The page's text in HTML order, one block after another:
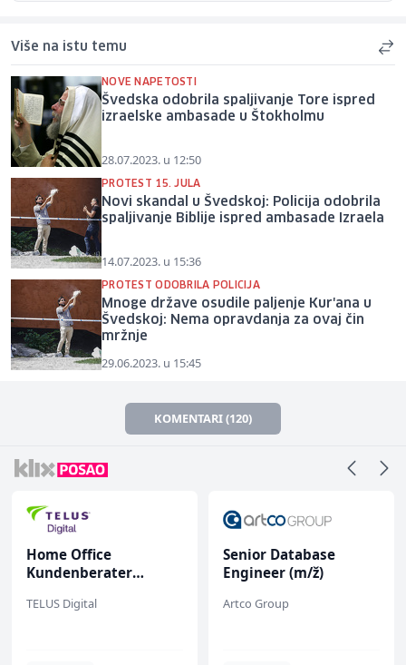
Više na istu temu
NOVE NAPETOSTI
Švedska odobrila spaljivanje Tore ispred
izraelske ambasade u Štokholmu
28.07.2023. u 12:50
PROTEST 15. JULA
Novi skandal u Švedskoj: Policija odobrila
spaljivanje Biblije ispred ambasade Izraela
14.07.2023. u 15:36
PROTEST ODOBRILA POLICIJA
Mnoge države osudile paljenje Kur'ana u
Švedskoj: Nema opravdanja za ovaj čin
mržnje
29.06.2023. u 15:45
KOMENTARI (120)
Home Office
Kundenberater
renommiertes
TELUS Digital
Senior Database
Engineer (m/ž)
Artco Group